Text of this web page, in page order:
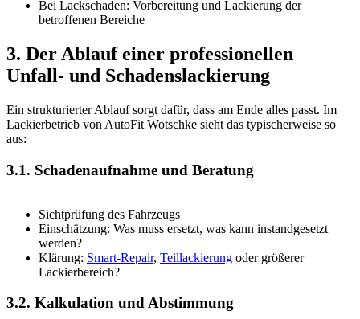
Bei Lackschaden: Vorbereitung und Lackierung der
betroffenen Bereiche
3. Der Ablauf einer professionellen
Unfall- und Schadenslackierung
Ein strukturierter Ablauf sorgt dafür, dass am Ende alles passt. Im
Lackierbetrieb von AutoFit Wotschke sieht das typischerweise so
aus:
3.1. Schadenaufnahme und Beratung
Sichtprüfung des Fahrzeugs
Einschätzung: Was muss ersetzt, was kann instandgesetzt
werden?
Klärung: Smart-Repair, Teillackierung oder größerer
Lackierbereich?
3.2. Kalkulation und Abstimmung